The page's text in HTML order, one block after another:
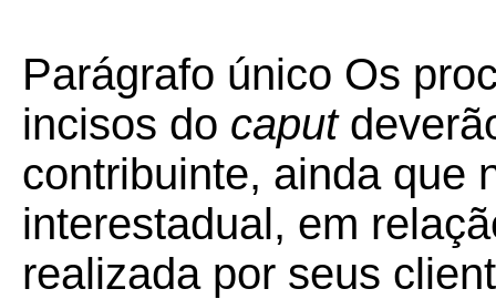
Parágrafo único Os
incisos do caput
contribuinte, ainda que
interestadual, em
realizada por seus